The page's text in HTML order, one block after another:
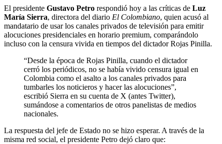
El presidente Gustavo Petro respondió hoy a las críticas de Luz
María Sierra, directora del diario El Colombiano, quien acusó al
mandatario de usar los canales privados de televisión para emitir
alocuciones presidenciales en horario premium, comparándolo
incluso con la censura vivida en tiempos del dictador Rojas Pinilla.
“Desde la época de Rojas Pinilla, cuando el dictador
cerró los periódicos, no se había vivido censura igual en
Colombia como el asalto a los canales privados para
tumbarles los noticieros y hacer las alocuciones”,
escribió Sierra en su cuenta de X (antes Twitter),
sumándose a comentarios de otros panelistas de medios
nacionales.
La respuesta del jefe de Estado no se hizo esperar. A través de la
misma red social, el presidente Petro dejó claro que: